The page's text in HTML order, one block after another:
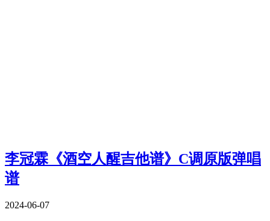
李冠霖《酒空人醒吉他谱》C调原版弹唱
谱
2024-06-07